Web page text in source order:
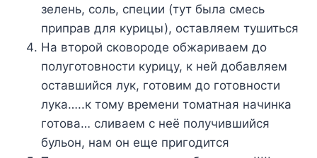
зелень, соль, специи (тут была смесь
приправ для курицы), оставляем тушиться
На второй сковороде обжариваем до
полуготовности курицу, к ней добавляем
оставшийся лук, готовим до готовности
лука…..к тому времени томатная начинка
готова… сливаем с неё получившийся
бульон, нам он еще пригодится